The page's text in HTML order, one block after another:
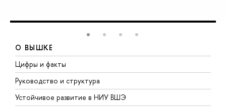
О ВЫШКЕ
Цифры и факты
Руководство и структура
Устойчивое развитие в НИУ ВШЭ